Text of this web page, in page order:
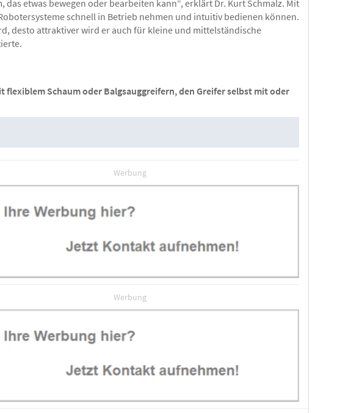
etwas bewegen oder bearbeiten kann“, erklärt Dr. Kurt Schmalz. Mit
schnell in Betrieb nehmen und intuitiv bedienen können.
desto attraktiver wird er auch für kleine und mittelständische
flexiblem Schaum oder Balgsauggreifern, den Greifer selbst mit oder
Werbung
Werbung